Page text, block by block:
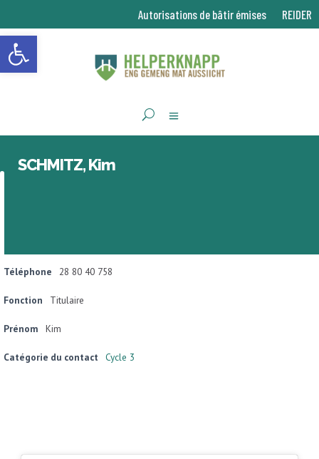
Ouvrir la barre d’outils
Autorisations de bâtir émises REIDER
SCHMITZ, Kim
Téléphone 28 80 40 758
Fonction Titulaire
Prénom Kim
Catégorie du contact Cycle 3